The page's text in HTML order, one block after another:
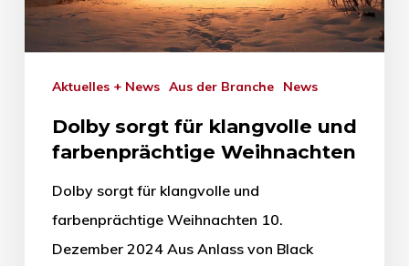
Aktuelles + News Aus der Branche News
Dolby sorgt für klangvolle und
farbenprächtige Weihnachten
Dolby sorgt für klangvolle und
farbenprächtige Weihnachten 10.
Dezember 2024 Aus Anlass von Black